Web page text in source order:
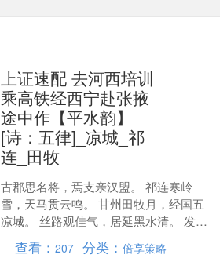
上证速配 去河西培训
乘高铁经西宁赴张掖
途中作【平水韵】
[诗：五律]_凉城_祁
连_田牧
古郡思名将，焉支亲汉盟。 祁连寒岭
雪，天马贯云鸣。 甘州田牧月，经国五
凉城。 丝路观佳气，居延黑水清。 发布
于：甘肃省....
查看：207 分类：倍享策略